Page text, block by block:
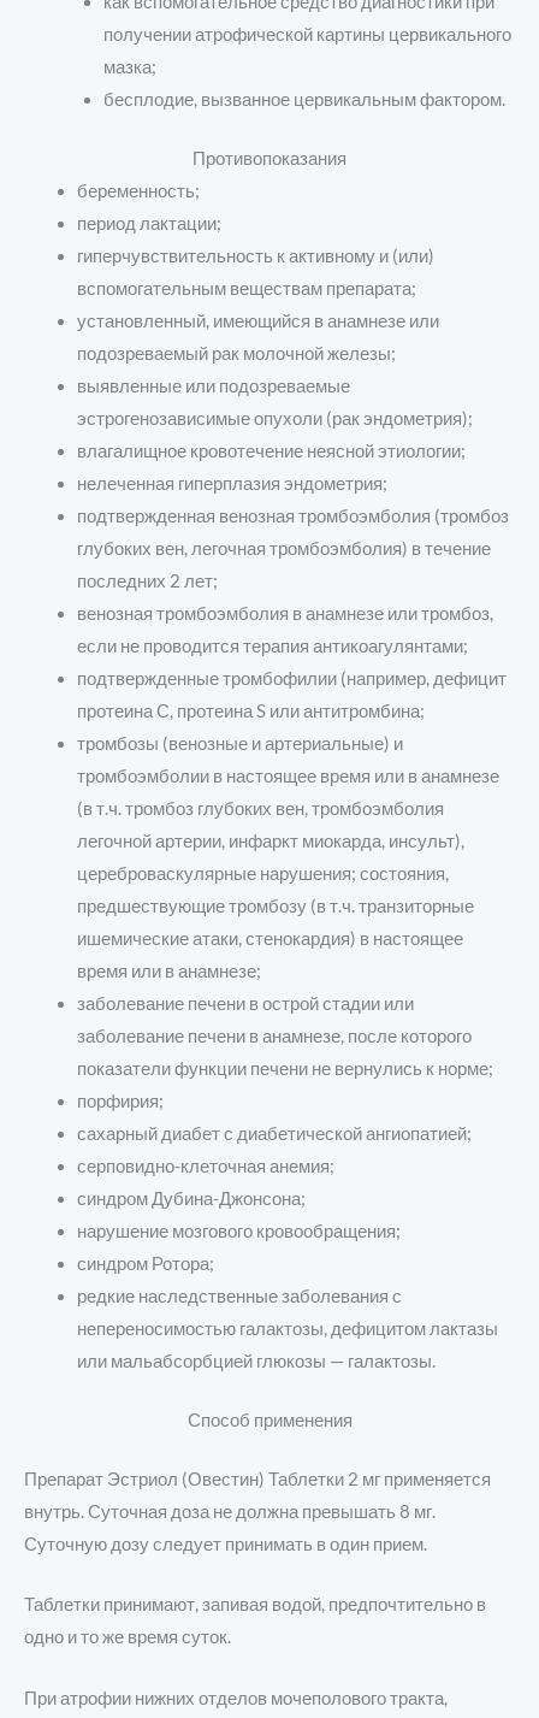
получении атрофической картины цервикального
мазка;
бесплодие, вызванное цервикальным фактором.
Противопоказания
беременность;
период лактации;
гиперчувствительность к активному и (или)
вспомогательным веществам препарата;
установленный, имеющийся в анамнезе или
подозреваемый рак молочной железы;
выявленные или подозреваемые
эстрогенозависимые опухоли (рак эндометрия);
влагалищное кровотечение неясной этиологии;
нелеченная гиперплазия эндометрия;
подтвержденная венозная тромбоэмболия (тромбоз
глубоких вен, легочная тромбоэмболия) в течение
последних 2 лет;
венозная тромбоэмболия в анамнезе или тромбоз,
если не проводится терапия антикоагулянтами;
подтвержденные тромбофилии (например, дефицит
протеина С, протеина S или антитромбина;
тромбозы (венозные и артериальные) и
тромбоэмболии в настоящее время или в анамнезе
(в т.ч. тромбоз глубоких вен, тромбоэмболия
легочной артерии, инфаркт миокарда, инсульт),
цереброваскулярные нарушения; состояния,
предшествующие тромбозу (в т.ч. транзиторные
ишемические атаки, стенокардия) в настоящее
время или в анамнезе;
заболевание печени в острой стадии или
заболевание печени в анамнезе, после которого
показатели функции печени не вернулись к норме;
порфирия;
сахарный диабет с диабетической ангиопатией;
серповидно-клеточная анемия;
синдром Дубина-Джонсона;
нарушение мозгового кровообращения;
синдром Ротора;
редкие наследственные заболевания с
непереносимостью галактозы, дефицитом лактазы
или мальабсорбцией глюкозы — галактозы.
Способ применения
Препарат Эстриол (Овестин) Таблетки 2 мг применяется
внутрь. Суточная доза не должна превышать 8 мг.
Суточную дозу следует принимать в один прием.
Таблетки принимают, запивая водой, предпочтительно в
одно и то же время суток.
При атрофии нижних отделов мочеполового тракта,